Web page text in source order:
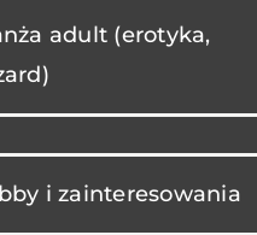
adult (erotyka,
i zainteresowania